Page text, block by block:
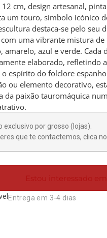
Colheres de chá
Conchas
Dedais
Figuras
Porta-chaves
12 cm, design artesanal,
um touro, símbolo icónico
destaca-se pelo seu
uma vibrante mistura
amarelo, azul e verde. Cada
elaborado, refletindo
espírito do folclore
ou elemento decorativo,
da paixão tauromáquica
exclusivo por grosso (lojas).
que te contactemos, clica
Estou interessado em
Entrega em 3-4 dias